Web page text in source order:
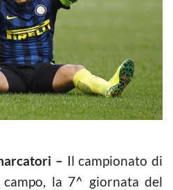
– Il campionato di
la 7^ giornata del